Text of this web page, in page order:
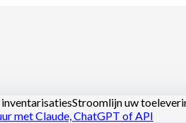
Stroomlijn uw
met Claude, ChatGPT of API